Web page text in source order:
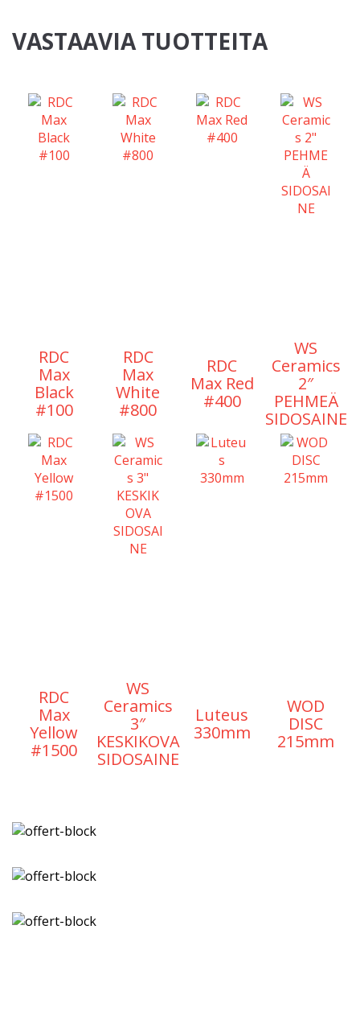
VASTAAVIA TUOTTEITA
RDC
Max
Black
#100
RDC
Max
White
#800
RDC
Max Red
#400
WS
Ceramics
2″
PEHMEÄ
SIDOSAINE
RDC
Max
Yellow
#1500
WS
Ceramics
3″
KESKIKOVA
SIDOSAINE
Luteus
330mm
WOD
DISC
215mm